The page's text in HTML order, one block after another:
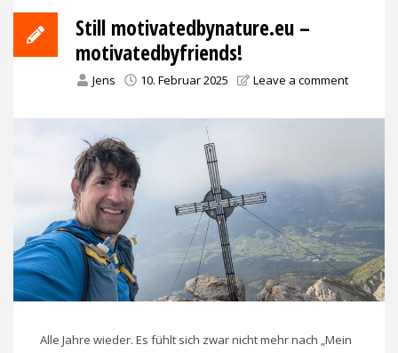
Still motivatedbynature.eu –
motivatedbyfriends!
Jens 10. Februar 2025 Leave a comment
Alle Jahre wieder. Es fühlt sich zwar nicht mehr nach „Mein